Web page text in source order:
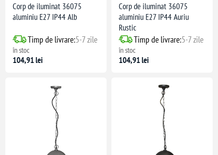
Corp de iluminat 36075
aluminiu E27 IP44 Alb
Timp de livrare:5-7 zile
în stoc
104,91 lei
Corp de iluminat 36075
aluminiu E27 IP44 Auriu
Rustic
Timp de livrare:5-7 zile
în stoc
104,91 lei